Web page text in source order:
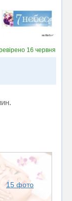
16 червня
15 фото